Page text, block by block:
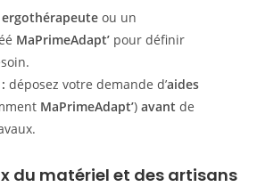
ergothérapeute ou un
MaPrimeAdapt’ pour définir
déposez votre demande d’aides
MaPrimeAdapt’) avant de
du matériel et des artisans